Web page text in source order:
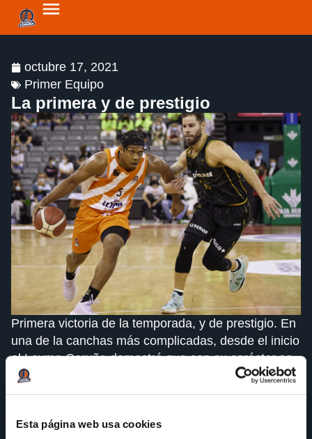
Esta página web usa cookies
octubre 17, 2021
Primer Equipo
La primera y de prestigio
Primera victoria de la temporada, y de prestigio. En
una de la canchas más complicadas, desde el inicio
el Leyma Coruña demostró que con su carácter se
llevaría la victoria.
bien plantados en defensa, los jugadores del